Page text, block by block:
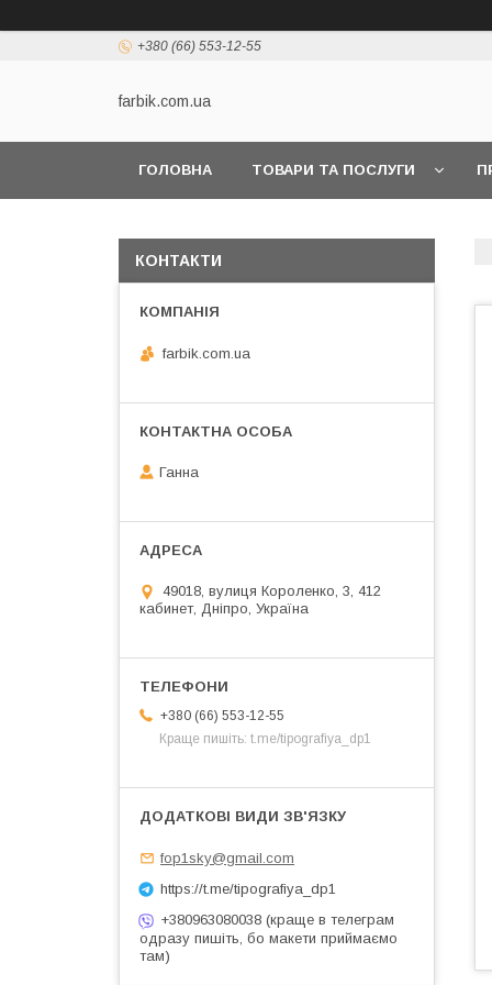
+380 (66) 553-12-55
farbik.com.ua
ГОЛОВНА ТОВАРИ ТА ПОСЛУГИ
КОНТАКТИ
farbik.com.ua
Ганна
49018, вулиця Короленко, 3, 412
кабинет, Дніпро, Україна
+380 (66) 553-12-55
Краще пишіть: t.me/tipografiya_dp1
fop1sky@gmail.com
https://t.me/tipografiya_dp1
+380963080038 (краще в телеграм
одразу пишіть, бо макети приймаємо
там)